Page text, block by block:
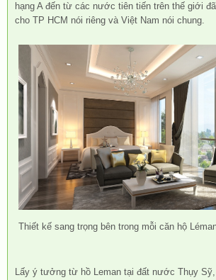
hạng A đến từ các nước tiên tiến trên thế giới
cho TP HCM nói riêng và Việt Nam nói chung.
Thiết kế sang trọng bên trong mỗi căn hộ
Lấy ý tưởng từ hồ Leman tại đất nước Thụy